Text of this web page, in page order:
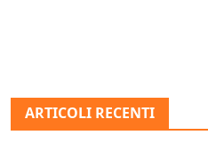
ARTICOLI RECENTI